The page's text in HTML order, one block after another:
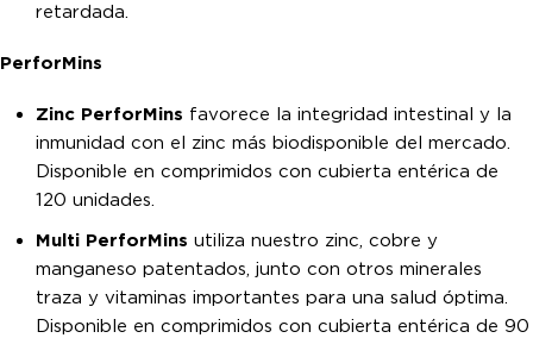
retardada.
PerforMins
Zinc PerforMins favorece la integridad intestinal y la
inmunidad con el zinc más biodisponible del mercado.
Disponible en comprimidos con cubierta entérica de
120 unidades.
Multi PerforMins utiliza nuestro zinc, cobre y
manganeso patentados, junto con otros minerales
traza y vitaminas importantes para una salud óptima.
Disponible en comprimidos con cubierta entérica de 90